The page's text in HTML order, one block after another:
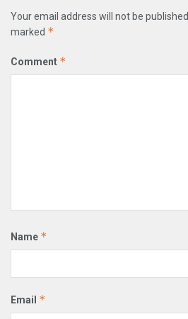
Your email address will not be published.
marked *
Comment *
Name *
Email *